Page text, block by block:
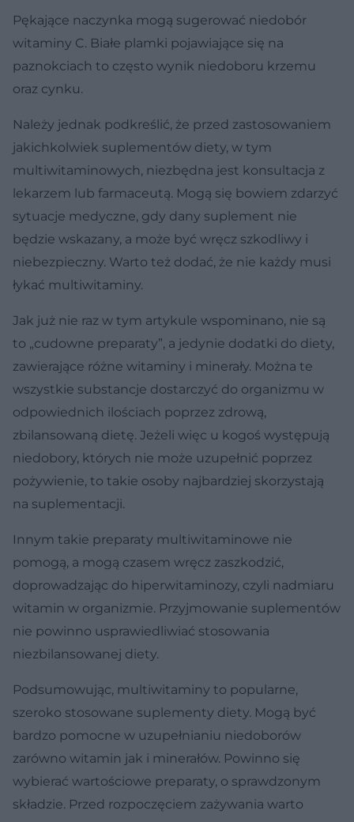
Pękające naczynka mogą sugerować niedobór
witaminy C. Białe plamki pojawiające się na
paznokciach to często wynik niedoboru krzemu
oraz cynku.
Należy jednak podkreślić, że przed zastosowaniem
jakichkolwiek suplementów diety, w tym
multiwitaminowych, niezbędna jest konsultacja z
lekarzem lub farmaceutą. Mogą się bowiem zdarzyć
sytuacje medyczne, gdy dany suplement nie
będzie wskazany, a może być wręcz szkodliwy i
niebezpieczny. Warto też dodać, że nie każdy musi
łykać multiwitaminy.
Jak już nie raz w tym artykule wspominano, nie są
to „cudowne preparaty”, a jedynie dodatki do diety,
zawierające różne witaminy i minerały. Można te
wszystkie substancje dostarczyć do organizmu w
odpowiednich ilościach poprzez zdrową,
zbilansowaną dietę. Jeżeli więc u kogoś występują
niedobory, których nie może uzupełnić poprzez
pożywienie, to takie osoby najbardziej skorzystają
na suplementacji.
Innym takie preparaty multiwitaminowe nie
pomogą, a mogą czasem wręcz zaszkodzić,
doprowadzając do hiperwitaminozy, czyli nadmiaru
witamin w organizmie. Przyjmowanie suplementów
nie powinno usprawiedliwiać stosowania
niezbilansowanej diety.
Podsumowując, multiwitaminy to popularne,
szeroko stosowane suplementy diety. Mogą być
bardzo pomocne w uzupełnianiu niedoborów
zarówno witamin jak i minerałów. Powinno się
wybierać wartościowe preparaty, o sprawdzonym
składzie. Przed rozpoczęciem zażywania warto